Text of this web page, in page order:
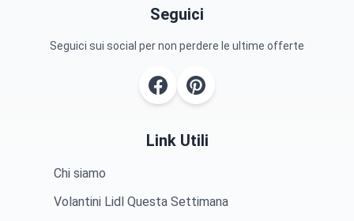
Seguici
Seguici sui social per non perdere le ultime offerte
Link Utili
Chi siamo
Volantini Lidl Questa Settimana